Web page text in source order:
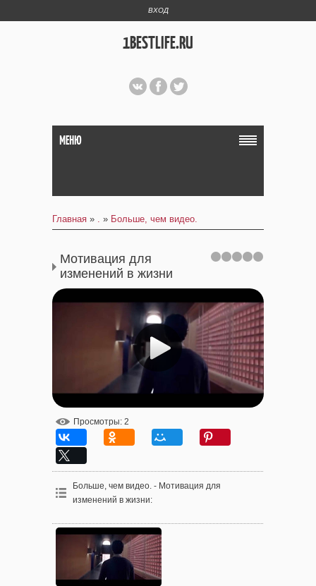
ВХОД
1BESTLIFE.RU
МЕНЮ
Главная » . » Больше, чем видео.
Мотивация для
изменений в жизни
Просмотры: 2
Больше, чем видео. - Мотивация для
изменений в жизни: